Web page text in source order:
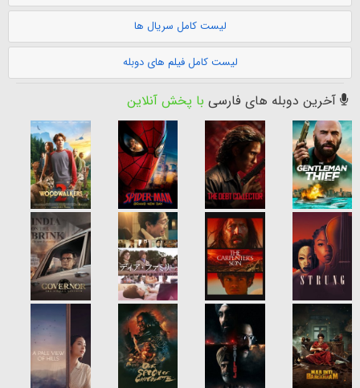
لیست کامل سریال ها
لیست کامل فیلم های دوبله
آخرین دوبله های فارسی با پخش آنلاین